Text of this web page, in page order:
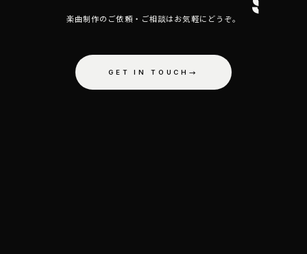
楽曲制作のご依頼・ご相談はお気軽にどうぞ。
GET IN TOUCH→